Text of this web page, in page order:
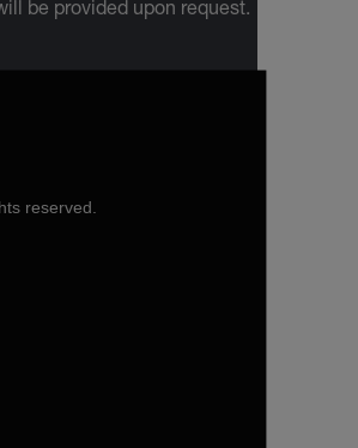
be provided upon request.
reserved.